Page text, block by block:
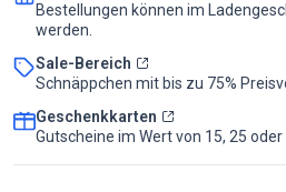
Bestellungen können im
werden.
Sale-Bereich
Schnäppchen mit bis zu 75%
Geschenkkarten
Gutscheine im Wert von 15, 25 oder